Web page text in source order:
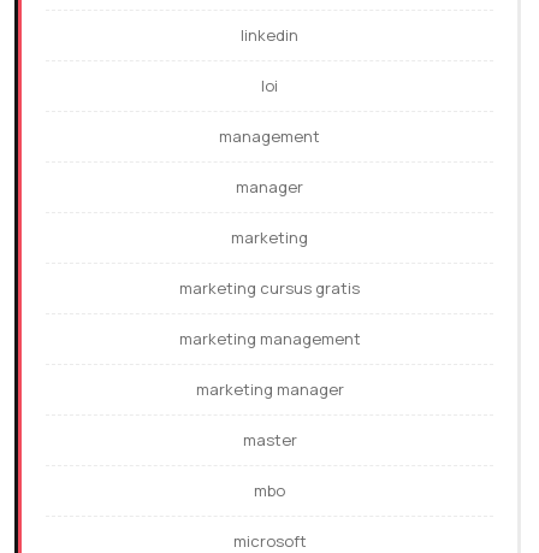
linkedin
loi
management
manager
marketing
marketing cursus gratis
marketing management
marketing manager
master
mbo
microsoft